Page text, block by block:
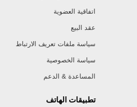
اتفاقية العضوية
عقد البيع
سياسة ملفات تعريف الارتباط
سياسة الخصوصية
المساعدة & الدعم
تطبيقات الهاتف